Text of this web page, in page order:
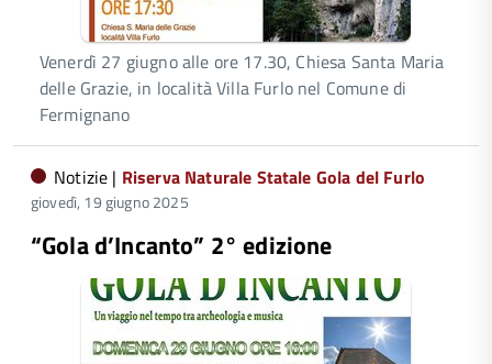
Venerdì 27 giugno alle ore 17.30, Chiesa Santa Maria
delle Grazie, in località Villa Furlo nel Comune di
Fermignano
Notizie | Riserva Naturale Statale Gola del Furlo
giovedì, 19 giugno 2025
“Gola d’Incanto” 2° edizione